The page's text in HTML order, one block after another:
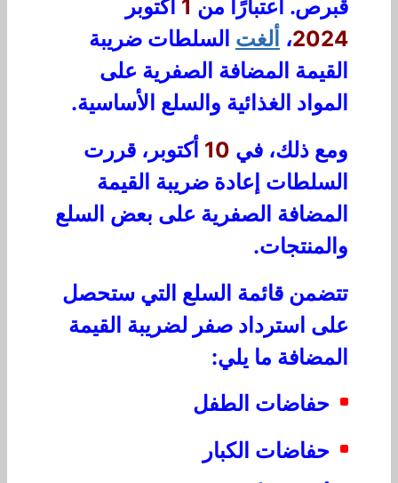
قبرص. اعتبارًا من 1 أكتوبر
2024، ألغت السلطات ضريبة
القيمة المضافة الصفرية على
المواد الغذائية والسلع الأساسية.
ومع ذلك، في 10 أكتوبر، قررت
السلطات إعادة ضريبة القيمة
المضافة الصفرية على بعض السلع
والمنتجات.
تتضمن قائمة السلع التي ستحصل
على استرداد صفر لضريبة القيمة
المضافة ما يلي:
حفاضات الطفل
حفاضات الكبار